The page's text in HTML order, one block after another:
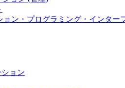
ョン・プログラミング・インター
ョン